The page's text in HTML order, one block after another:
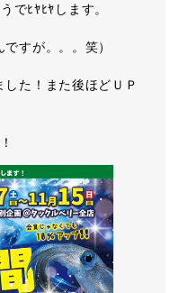
でﾋﾔﾋﾔします。
すが。。。笑）
た！また後ほどＵＰ